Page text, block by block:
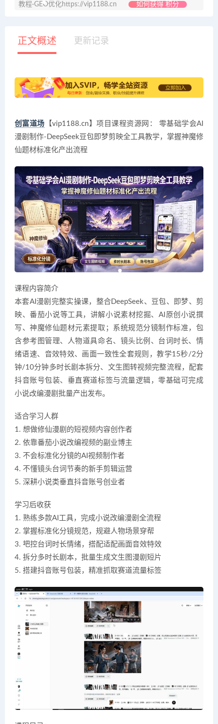
教程·GEO优化https://vip1188.cn
如何获得 积分
正文概述 更新记录
创富道场 【vip1188.cn】项目课程资源网： 零基础学会AI
漫剧制作-DeepSeek豆包即梦剪映全工具教学，掌握神魔修
仙题材标准化产出流程
课程内容简介
本套AI漫剧完整实操课，整合DeepSeek、豆包、即梦、剪
映、番茄小说等工具，讲解小说素材挖掘、AI原创小说撰
写、神魔修仙题材元素提取；系统规范分镜制作标准，包
含参考图管理、人物道具命名、镜头比例、台词时长、情
绪语速、音效特效、画面一致性全套规则，教学15秒/2分
钟/10分钟多时长剧本拆分、文生图转视频完整流程，配套
抖音账号包装、垂直赛道标签与流量逻辑，零基础可完成
小说改编漫剧批量产出发布。
适合学习人群
1. 想做修仙漫剧的短视频内容创作者
2. 依靠番茄小说改编视频的副业博主
3. 不会标准化分镜的AI视频制作者
4. 不懂镜头台词节奏的新手剪辑运营
5. 深耕小说类垂直抖音账号创业者
学习后收获
1. 熟练多款AI工具，完成小说改编漫剧全流程
2. 掌握标准化分镜规范，规避人物场景穿帮
3. 把控台词时长情绪，搭配适配画面音效特效
4. 拆分多时长剧本，批量生成文生图漫剧短片
5. 搭建抖音账号包装，精准抓取赛道流量标签